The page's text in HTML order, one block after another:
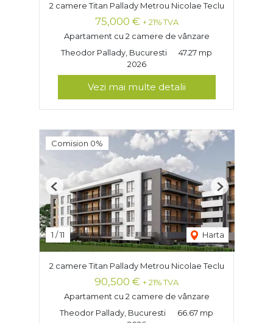
2 camere Titan Pallady Metrou Nicolae Teclu
75,000 € + 21% TVA
Apartament cu 2 camere de vânzare
Theodor Pallady, Bucuresti
47.27 mp
2026
Vezi mai multe detalii
Comision 0%
1 /11 Harta
Previous Next
2 camere Titan Pallady Metrou Nicolae Teclu
90,500 € + 21% TVA
Apartament cu 2 camere de vânzare
Theodor Pallady, Bucuresti
66.67 mp